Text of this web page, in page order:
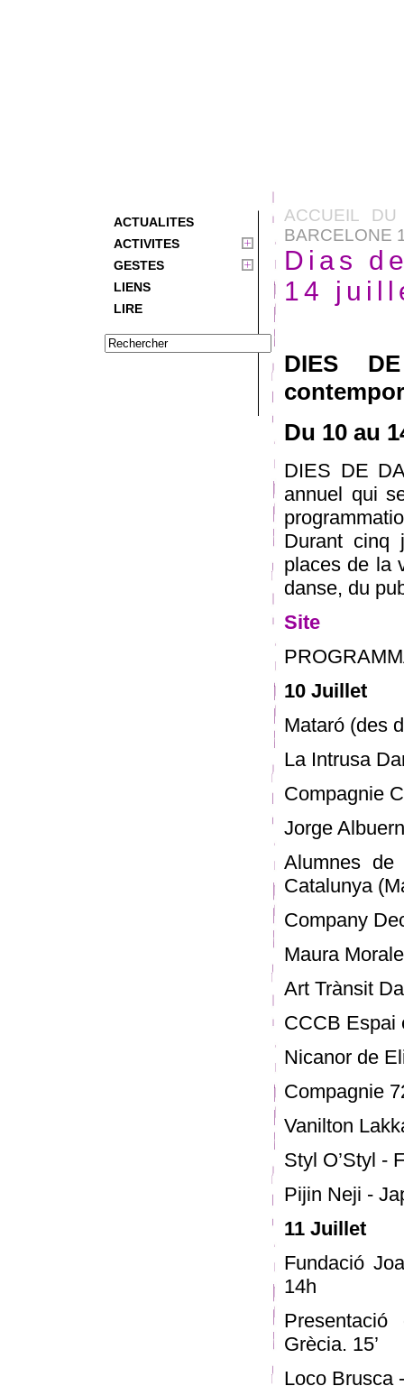
ACTUALITES
ACTIVITES
GESTES
LIENS
LIRE
ACCUEIL
BARCELONE
Dias
14
DIES
Du 10 au
DIES DE
annuel qui
Durant cinq
places de la
danse, du
Site
10 Juillet
Mataró (des
La Intrusa
Compagnie
Jorge
Alumnes de
Catalunya
Company
Maura
Art Trànsit
CCCB Espai
Nicanor de
Compagnie
Vanilton
Styl O’Styl -
Pijin Neji -
11 Juillet
Fundació
14h
Grècia. 15’
Loco Brusca